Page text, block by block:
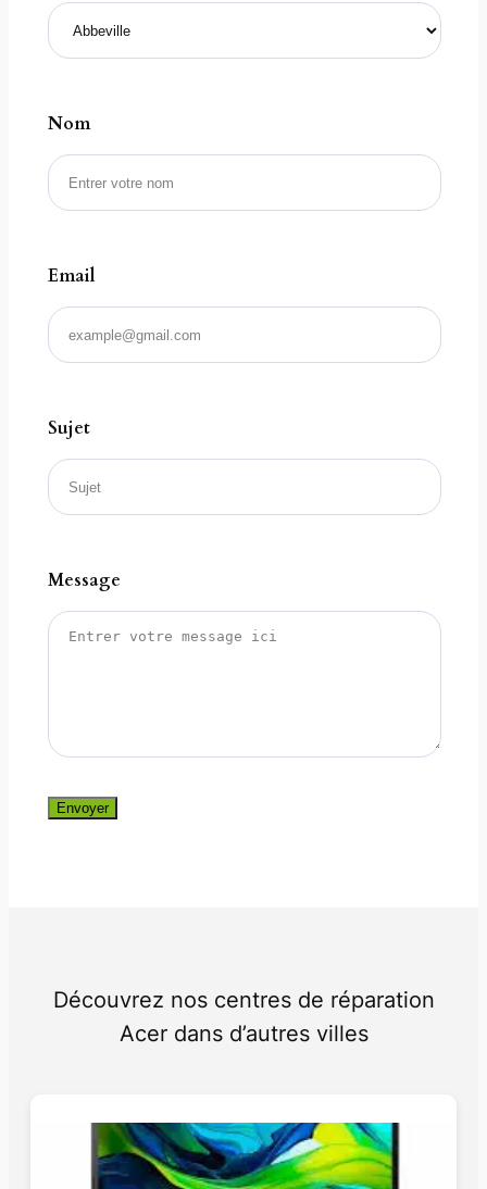
Nom
Email
Sujet
Message
Envoyer
Découvrez nos centres de réparation
Acer dans d’autres villes